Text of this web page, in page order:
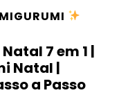
7 em 1 |
Natal |
a Passo